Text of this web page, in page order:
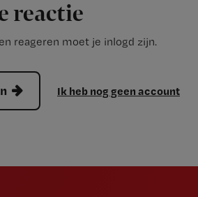
reactie
reageren moet je inlogd zijn.
Ik heb nog geen account